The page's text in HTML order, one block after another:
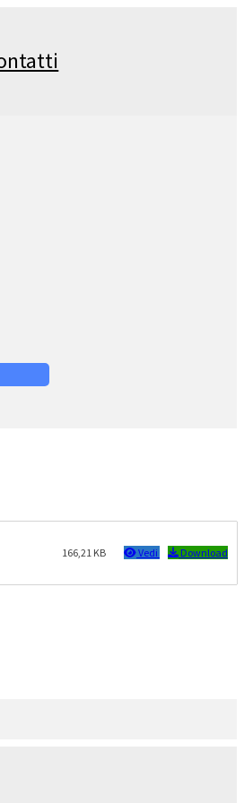
166,21 KB Vedi Download